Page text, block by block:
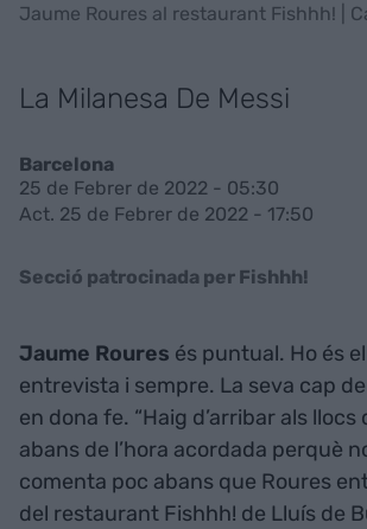
Jaume Roures al restaurant Fishhh! |
La Milanesa De Messi
Barcelona
25 de Febrer de 2022 - 05:30
Act. 25 de Febrer de 2022 - 17:50
Secció patrocinada per Fishhh!
Jaume Roures és puntual. Ho és
entrevista i sempre. La seva cap
en dona fe. “Haig d’arribar als
abans de l’hora acordada perquè
comenta poc abans que Roures
del restaurant Fishhh! de Lluís de